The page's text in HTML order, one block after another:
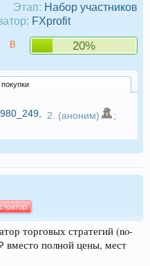
Этап: Набор участников
FXprofit
20%
В
2. (аноним) ;
торговых стратегий (no-
вместо полной цены, мест